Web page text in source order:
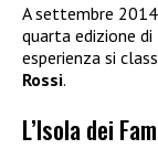
A settembre 2014
quarta edizione di
esperienza si
Rossi.
L’Isola dei